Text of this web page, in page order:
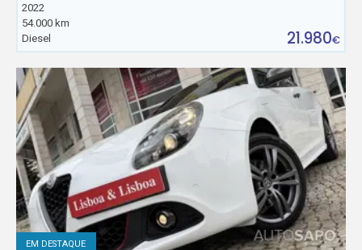
2022
54.000 km
Diesel
21.980€
EM DESTAQUE